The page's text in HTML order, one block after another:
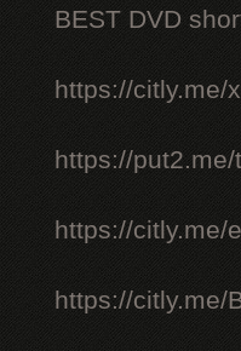
BEST DVD
https://citly.me/
https://put2.me/
https://citly.me/
https://citly.me/